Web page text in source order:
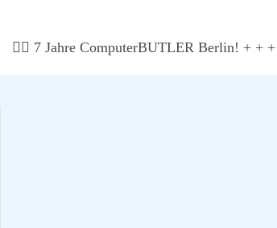
🏃‍♂️ 7 Jah­re Com­pu­ter­BUT­LER Ber­lin! + + +